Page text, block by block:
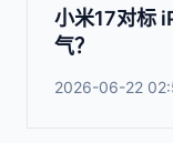
小米17对标
气？
2026-06-22